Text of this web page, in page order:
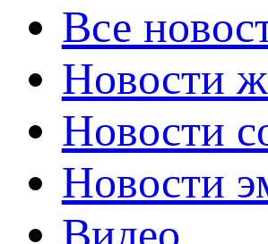
Все
Новости
Новости
Новости